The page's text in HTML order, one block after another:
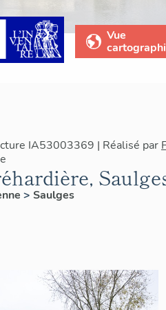
Vue
IA53003369 | Réalisé par
> Saulges